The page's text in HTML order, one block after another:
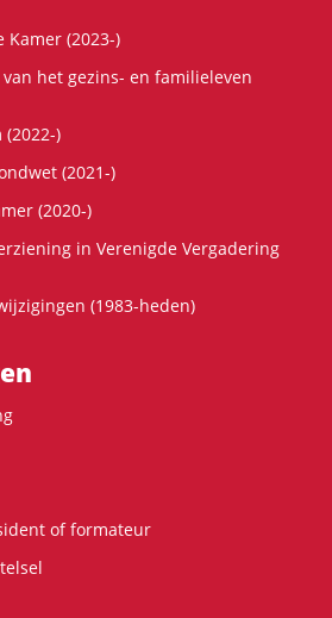
Kamer (2023-)
het gezins- en familieleven
)
(2021-)
(2020-)
in Verenigde Vergadering
(1983-heden)
of formateur